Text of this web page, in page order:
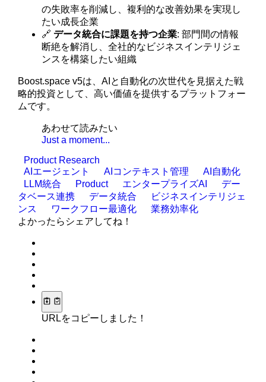
の失敗率を削減し、複利的な改善効果を実現し
たい成長企業
🔗データ統合に課題を持つ企業: 部門間の情報
断絶を解消し、全社的なビジネスインテリジェ
ンスを構築したい組織
Boost.space v5は、AIと自動化の次世代を見据えた戦
略的投資として、高い価値を提供するプラットフォー
ムです。
あわせて読みたい
Just a moment...
Product Research
AIエージェント
AIコンテキスト管理
AI自動化
LLM統合
Product エンタープライズAI
デー
タベース連携
データ統合
ビジネスインテリジェ
ンス
ワークフロー最適化
業務効率化
よかったらシェアしてね！
URLをコピーしました！